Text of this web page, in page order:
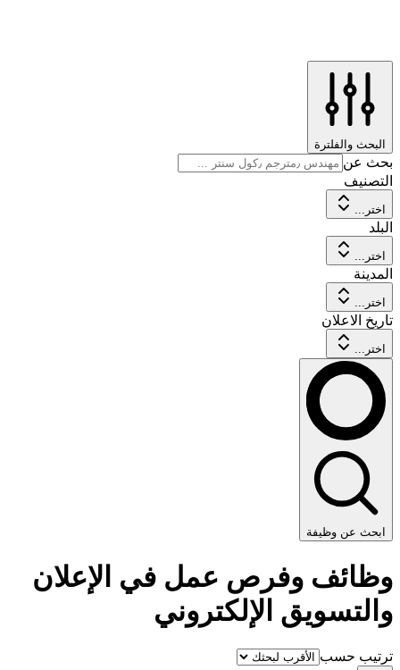
البحث والفلترة
بحث عن
التصنيف
اختر...
البلد
اختر...
المدينة
اختر...
تاريخ الاعلان
اختر...
ابحث عن وظيفة
وظائف وفرص عمل في الإعلان
والتسويق الإلكتروني
ترتيب حسب